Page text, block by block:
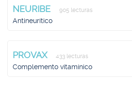
NEURIBE 905 lecturas
Antineurítico
PROVAX 433 lecturas
Complemento vitamínico